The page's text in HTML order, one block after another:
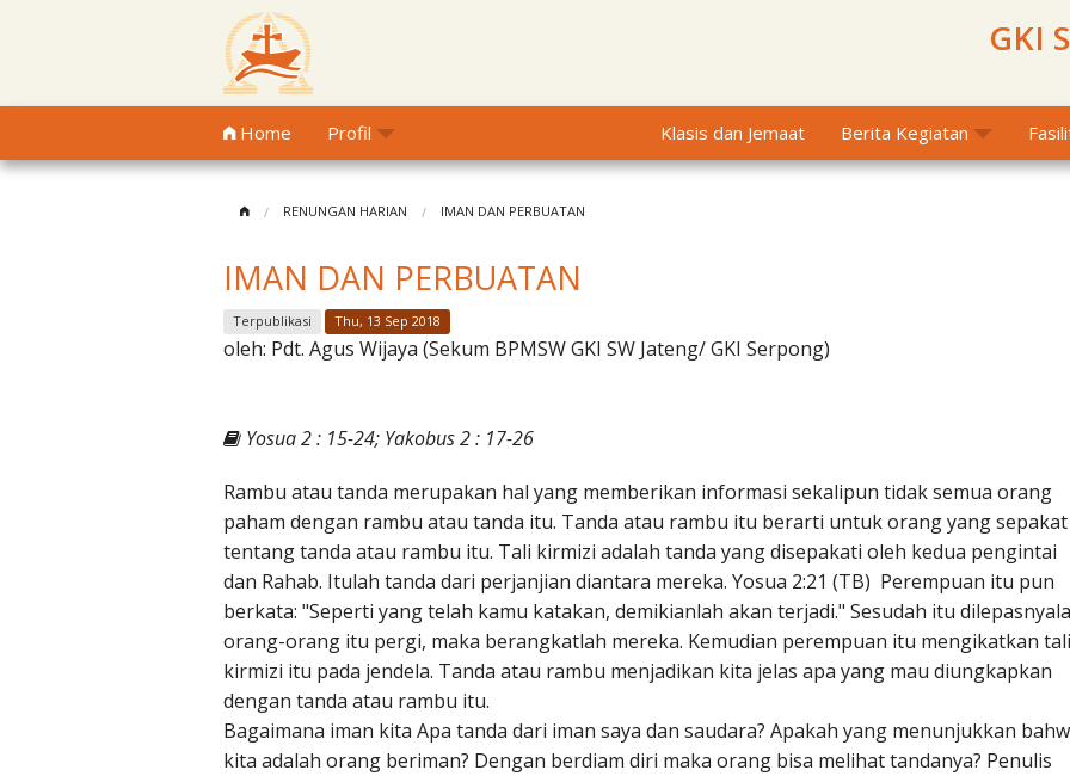
GKI
Home Profil Klasis dan Jemaat Berita Kegiatan
RENUNGAN HARIAN IMAN DAN PERBUATAN
IMAN DAN PERBUATAN
Terpublikasi Thu, 13 Sep 2018
oleh: Pdt. Agus Wijaya (Sekum BPMSW GKI SW Jateng/ GKI Serpong)
Yosua 2 : 15-24; Yakobus 2 : 17-26
Rambu atau tanda merupakan hal yang memberikan informasi sekalipun tidak semua orang
paham dengan rambu atau tanda itu. Tanda atau rambu itu berarti untuk orang yang sepakat
tentang tanda atau rambu itu. Tali kirmizi adalah tanda yang disepakati oleh kedua pengintai
dan Rahab. Itulah tanda dari perjanjian diantara mereka. Yosua 2:21 (TB) Perempuan itu pun
berkata: "Seperti yang telah kamu katakan, demikianlah akan terjadi." Sesudah itu
orang-orang itu pergi, maka berangkatlah mereka. Kemudian perempuan itu mengikatkan tali
kirmizi itu pada jendela. Tanda atau rambu menjadikan kita jelas apa yang mau diungkapkan
dengan tanda atau rambu itu.
Bagaimana iman kita Apa tanda dari iman saya dan saudara? Apakah yang menunjukkan
kita adalah orang beriman? Dengan berdiam diri maka orang bisa melihat tandanya? Penulis